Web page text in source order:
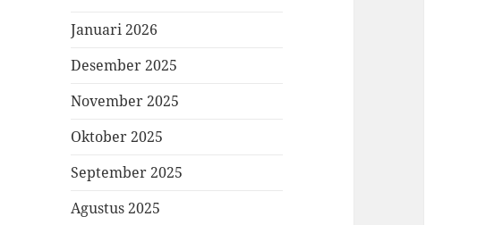
Januari 2026
Desember 2025
November 2025
Oktober 2025
September 2025
Agustus 2025